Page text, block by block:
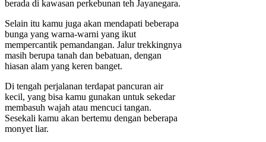
berada di kawasan perkebunan teh Jayanegara.
Selain itu kamu juga akan mendapati beberapa
bunga yang warna-warni yang ikut
mempercantik pemandangan. Jalur trekkingnya
masih berupa tanah dan bebatuan, dengan
hiasan alam yang keren banget.
Di tengah perjalanan terdapat pancuran air
kecil, yang bisa kamu gunakan untuk sekedar
membasuh wajah atau mencuci tangan.
Sesekali kamu akan bertemu dengan beberapa
monyet liar.